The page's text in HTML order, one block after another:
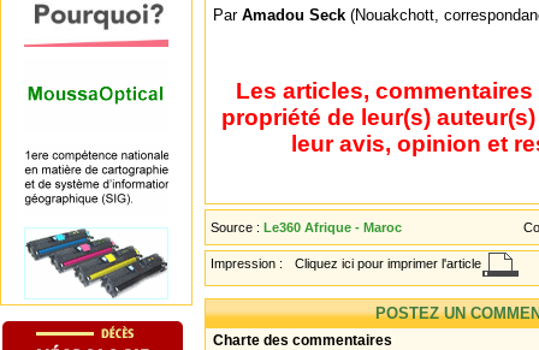
Par Amadou Seck (Nouakchott,
Les articles,
propriété de leur(s)
leur avis, opinion et
Source : Le360 Afrique - Maroc
Impression : Cliquez ici pour imprimer l'article
POSTEZ UN
Charte des commentaires